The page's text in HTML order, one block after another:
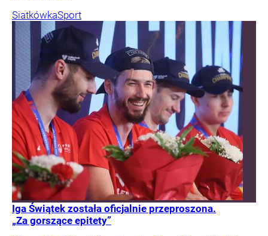
SiatkówkaSport
Iga Świątek została oficjalnie przeproszona.
„Za gorszące epitety”